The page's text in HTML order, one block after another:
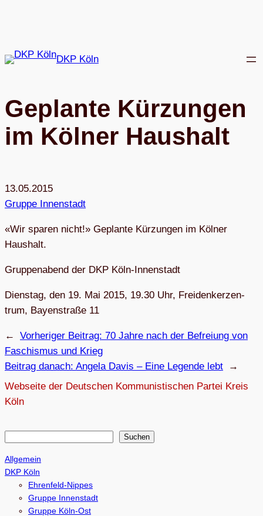
DKP Köln
Geplante Kür­zun­gen
im Köl­ner Haushalt
13.05.2015
Gruppe Innenstadt
«Wir spa­ren nicht!» Geplante Kür­zun­gen im Köl­ner
Haushalt.
Grup­pen­abend der DKP Köln-Innenstadt
Diens­tag, den 19. Mai 2015, 19.30 Uhr, Frei­den­ker­zen­
trum, Bay­en­straße 11
← Vorheriger Beitrag: 70 Jahre nach der Befrei­ung von
Faschis­mus und Krieg
Beitrag danach: Angela Davis – Eine Legende lebt
→
Webseite der Deutschen Kommunistischen Partei Kreis
Köln
c
Suchen
Allgemein
DKP Köln
Ehrenfeld-Nippes
Gruppe Innenstadt
Gruppe Köln-Ost